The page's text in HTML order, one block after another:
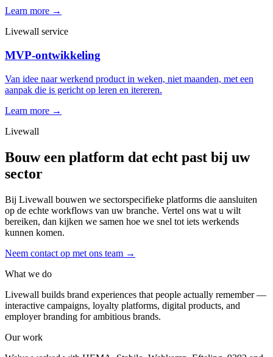
Learn more →
Livewall service
MVP-ontwikkeling
Van idee naar werkend product in weken, niet maanden, met een
aanpak die is gericht op leren en itereren.
Learn more →
Livewall
Bouw een platform dat echt past bij uw
sector
Bij Livewall bouwen we sectorspecifieke platforms die aansluiten
op de echte workflows van uw branche. Vertel ons wat u wilt
bereiken, dan kijken we samen hoe we snel tot iets werkends
kunnen komen.
Neem contact op met ons team →
What we do
Livewall builds brand experiences that people actually remember —
interactive campaigns, loyalty platforms, digital products, and
employer branding for ambitious brands.
Our work